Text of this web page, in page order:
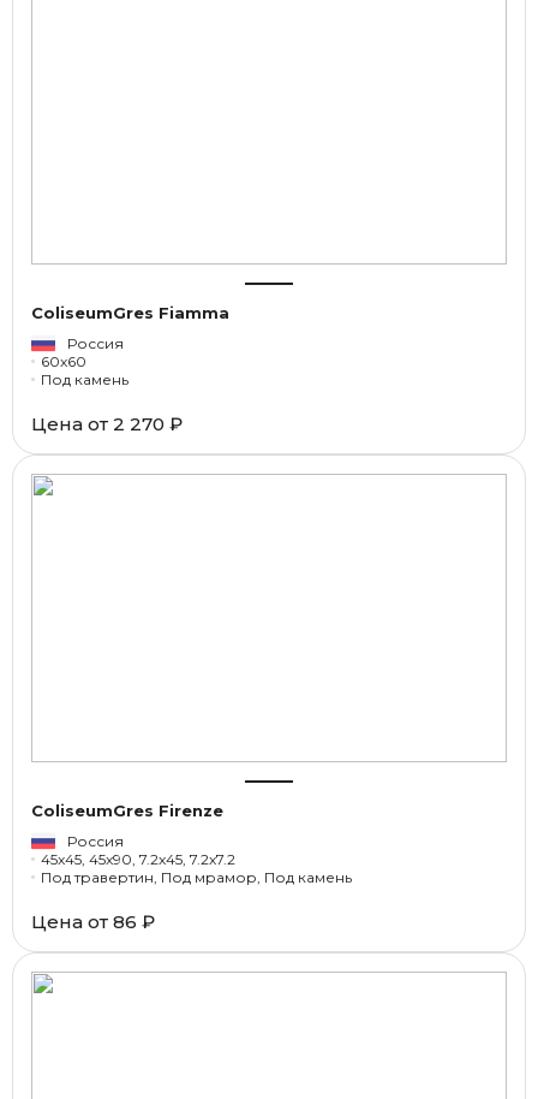
ColiseumGres Fiamma
Россия
60x60
Под камень
Цена от 2 270 ₽
ColiseumGres Firenze
Россия
45x45, 45x90, 7.2x45, 7.2x7.2
Под травертин, Под мрамор, Под камень
Цена от 86 ₽